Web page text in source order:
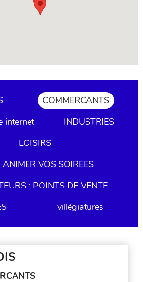
COMMERCANTS
internet
INDUSTRIES
LOISIRS
ANIMER VOS SOIREES
: POINTS DE VENTE
villégiatures